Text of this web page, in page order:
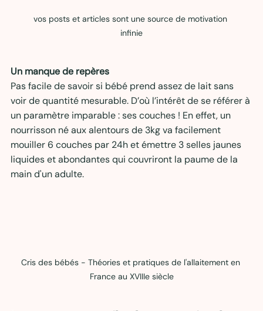
vos posts et articles sont une source de motivation
infinie
Un manque de repères
Pas facile de savoir si bébé prend assez de lait sans
voir de quantité mesurable. D’où l’intérêt de se référer à
un paramètre imparable : ses couches ! En effet, un
nourrisson né aux alentours de 3kg va facilement
mouiller 6 couches par 24h et émettre 3 selles jaunes
liquides et abondantes qui couvriront la paume de la
main d'un adulte.
Cris des bébés - Théories et pratiques de l'allaitement en
France au XVIIIe siècle